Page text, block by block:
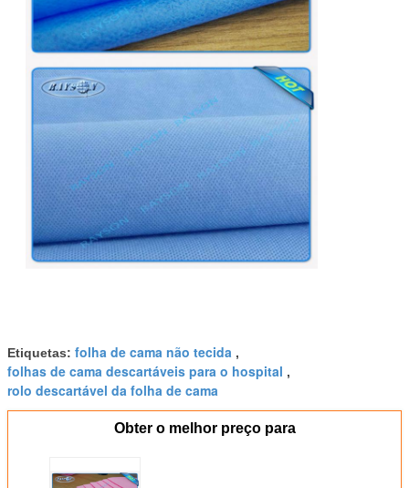
Etiquetas: folha de cama não tecida ,
folhas de cama descartáveis para o hospital ,
rolo descartável da folha de cama
Obter o melhor preço para